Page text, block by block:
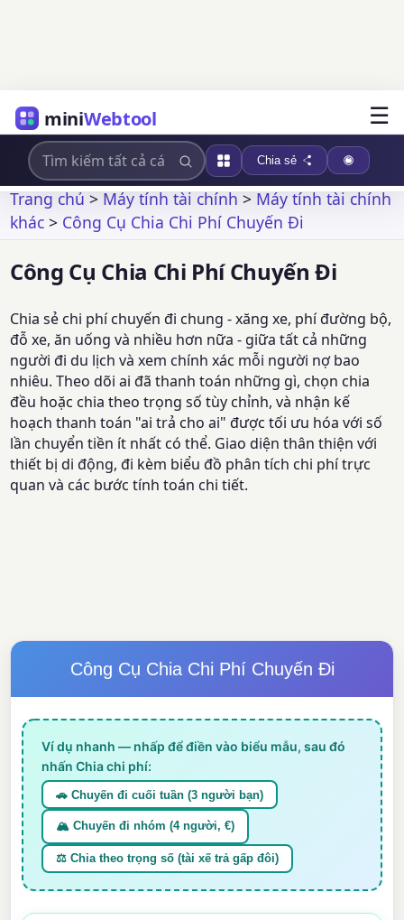
miniWebtool ☰
Chia sẻ
Trang chủ>Máy tính tài chính>Máy tính tài chính
khác > Công Cụ Chia Chi Phí Chuyến Đi
Công Cụ Chia Chi Phí Chuyến Đi
Chia sẻ chi phí chuyến đi chung - xăng xe, phí đường bộ,
đỗ xe, ăn uống và nhiều hơn nữa - giữa tất cả những
người đi du lịch và xem chính xác mỗi người nợ bao
nhiêu. Theo dõi ai đã thanh toán những gì, chọn chia
đều hoặc chia theo trọng số tùy chỉnh, và nhận kế
hoạch thanh toán "ai trả cho ai" được tối ưu hóa với số
lần chuyển tiền ít nhất có thể. Giao diện thân thiện với
thiết bị di động, đi kèm biểu đồ phân tích chi phí trực
quan và các bước tính toán chi tiết.
Công Cụ Chia Chi Phí Chuyến Đi
Ví dụ nhanh — nhấp để điền vào biểu mẫu, sau đó
nhấn Chia chi phí:
🚗 Chuyến đi cuối tuần (3 người bạn)
🏔️ Chuyến đi nhóm (4 người, €)
⚖️ Chia theo trọng số (tài xế trả gấp đôi)